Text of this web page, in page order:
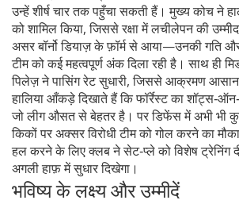
उन्हें शीर्ष चार तक पहुँचा सकती हैं। मुख्य कोच ने
को शामिल किया, जिससे रक्षा में लचीलेपन की
असर बॉर्नो डियाज़ के फ़ॉर्म से आया—उनकी गति
टीम को कई महत्वपूर्ण अंक दिला रही है। साथ ही
पिलेज़ ने पासिंग रेट सुधारी, जिससे आक्रमण
हालिया आँकड़े दिखाते हैं कि फॉर्रेस्ट का
जो लीग औसत से बेहतर है। पर डिफेंस में अभी भी कुछ
किकों पर अक्सर विरोधी टीम को गोल करने का
हल करने के लिए क्लब ने सेट‑प्ले को विशेष ट्रेनिंग
अगली हाफ़ में सुधार दिखेगा।
भविष्य के लक्ष्य और उम्मीदें